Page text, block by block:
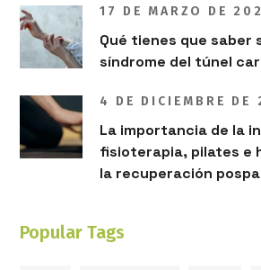
17 DE MARZO DE
Qué tienes que saber
síndrome del túnel
4 DE DICIEMBRE DE
La importancia de la
fisioterapia, pilates e
la recuperación
Popular Tags